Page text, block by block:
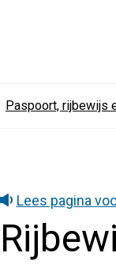
Paspoort, rijbewijs
Lees pagina